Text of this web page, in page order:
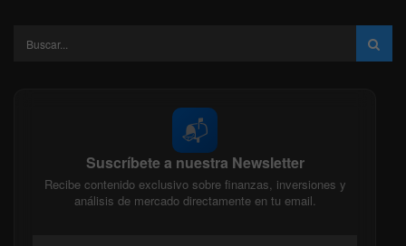
📬
Suscríbete a nuestra Newsletter
Recibe contenido exclusivo sobre finanzas, inversiones y
análisis de mercado directamente en tu email.